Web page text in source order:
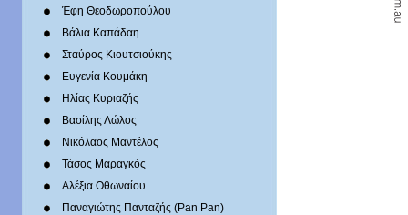
Έφη Θεοδωροπούλου
Βάλια Καπάδαη
Σταύρος Κιουτσιούκης
Ευγενία Κουμάκη
Ηλίας Κυριαζής
Βασίλης Λώλος
Νικόλαος Μαντέλος
Τάσος Μαραγκός
Αλέξια Οθωναίου
Παναγιώτης Πανταζής (Pan Pan)